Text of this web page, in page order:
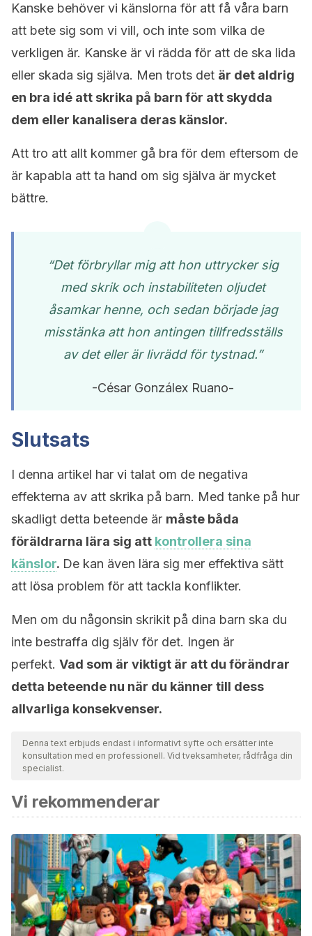
Kanske behöver vi känslorna för att få våra barn
att bete sig som vi vill, och inte som vilka de
verkligen är. Kanske är vi rädda för att de ska lida
eller skada sig själva. Men trots det är det aldrig
en bra idé att skrika på barn för att skydda
dem eller kanalisera deras känslor.
Att tro att allt kommer gå bra för dem eftersom de
är kapabla att ta hand om sig själva är mycket
bättre.
“Det förbryllar mig att hon uttrycker sig
med skrik och instabiliteten oljudet
åsamkar henne, och sedan började jag
misstänka att hon antingen tillfredsställs
av det eller är livrädd för tystnad.”
-César Gonzálex Ruano-
Slutsats
I denna artikel har vi talat om de negativa
effekterna av att skrika på barn. Med tanke på hur
skadligt detta beteende är måste båda
föräldrarna lära sig att kontrollera sina
känslor. De kan även lära sig mer effektiva sätt
att lösa problem för att tackla konflikter.
Men om du någonsin skrikit på dina barn ska du
inte bestraffa dig själv för det. Ingen är
perfekt. Vad som är viktigt är att du förändrar
detta beteende nu när du känner till dess
allvarliga konsekvenser.
Denna text erbjuds endast i informativt syfte och ersätter inte
konsultation med en professionell. Vid tveksamheter, rådfråga din
specialist.
Vi rekommenderar